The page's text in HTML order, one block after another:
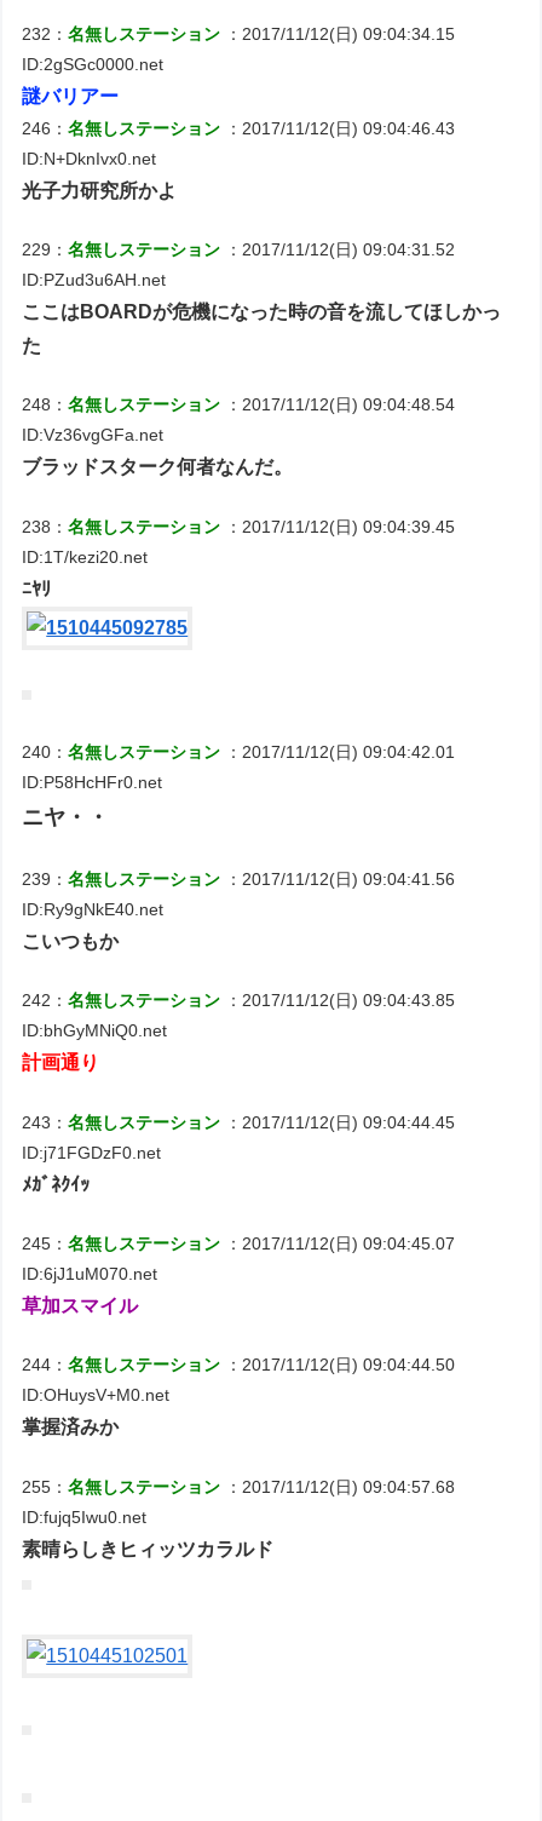
232：名無しステーション
：2017/11/12(日) 09:04:34.15
ID:2gSGc0000.net
謎バリアー
246：名無しステーション
：2017/11/12(日) 09:04:46.43
ID:N+DknIvx0.net
光子力研究所かよ
229：名無しステーション
：2017/11/12(日) 09:04:31.52
ID:PZud3u6AH.net
ここはBOARDが危機になった時の音を流してほしかっ
た
248：名無しステーション
：2017/11/12(日) 09:04:48.54
ID:Vz36vgGFa.net
ブラッドスターク何者なんだ。
238：名無しステーション
：2017/11/12(日) 09:04:39.45
ID:1T/kezi20.net
ﾆﾔﾘ
240：名無しステーション
：2017/11/12(日) 09:04:42.01
ID:P58HcHFr0.net
ニヤ・・
239：名無しステーション
：2017/11/12(日) 09:04:41.56
ID:Ry9gNkE40.net
こいつもか
242：名無しステーション
：2017/11/12(日) 09:04:43.85
ID:bhGyMNiQ0.net
計画通り
243：名無しステーション
：2017/11/12(日) 09:04:44.45
ID:j71FGDzF0.net
ﾒｶﾞﾈｸｲｯ
245：名無しステーション
：2017/11/12(日) 09:04:45.07
ID:6jJ1uM070.net
草加スマイル
244：名無しステーション
：2017/11/12(日) 09:04:44.50
ID:OHuysV+M0.net
掌握済みか
255：名無しステーション
：2017/11/12(日) 09:04:57.68
ID:fujq5Iwu0.net
素晴らしきヒィッツカラルド